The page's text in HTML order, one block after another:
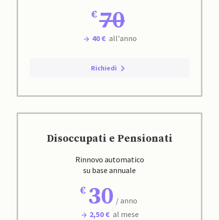
70
40 € all'anno
Richiedi
Disoccupati e Pensionati
Rinnovo automatico
su base annuale
30 / anno
2,50 € al mese